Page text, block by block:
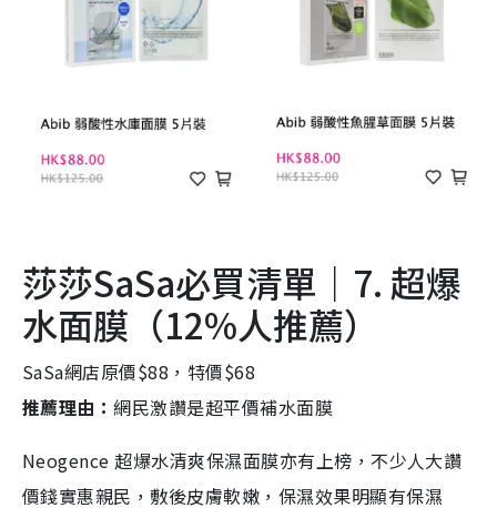
莎莎SaSa必買清單｜7. 超爆
水面膜（12%人推薦）
SaSa網店原價$88，特價$68
推薦理由：網民激讚是超平價補水面膜
Neogence 超爆水清爽保濕面膜亦有上榜，不少人大讚
價錢實惠親民，敷後皮膚軟嫩，保濕效果明顯有保濕